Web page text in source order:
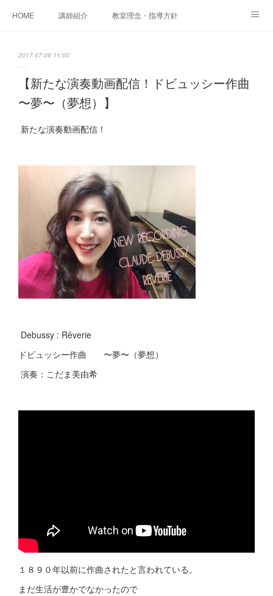
HOME 講師紹介 教室理念・指導方針
ご相談・体験レッスンお申し込み
アクセス
2017.07.09 11:00
【新たな演奏動画配信！ドビュッシー作曲
〜夢〜（夢想）】
新たな演奏動画配信！
Debussy : Rêverie
ドビュッシー作曲 〜夢〜（夢想）
演奏：こだま美由希
１８９０年以前に作曲されたと言われている。
まだ生活が豊かでなかったので